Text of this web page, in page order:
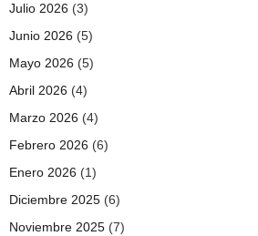
Julio 2026 (3)
Junio 2026 (5)
Mayo 2026 (5)
Abril 2026 (4)
Marzo 2026 (4)
Febrero 2026 (6)
Enero 2026 (1)
Diciembre 2025 (6)
Noviembre 2025 (7)